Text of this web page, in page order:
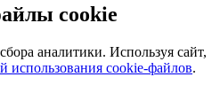
cookie
аналитики. Используя сайт,
использования cookie-файлов.